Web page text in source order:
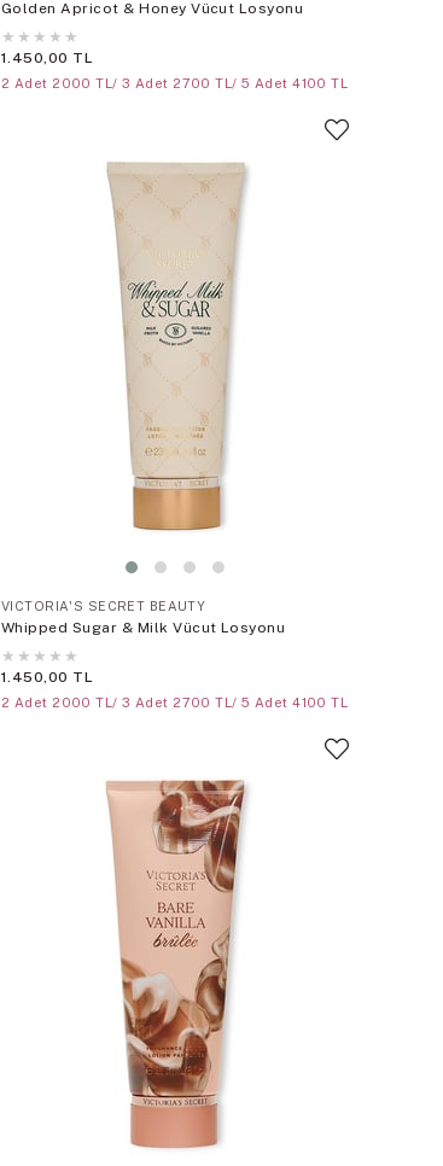
Golden Apricot & Honey Vücut Losyonu
★ ★ ★ ★ ★
1.450,00 TL
2 Adet 2000 TL/ 3 Adet 2700 TL/ 5 Adet 4100 TL
VICTORIA'S SECRET BEAUTY
Whipped Sugar & Milk Vücut Losyonu
★ ★ ★ ★ ★
1.450,00 TL
2 Adet 2000 TL/ 3 Adet 2700 TL/ 5 Adet 4100 TL